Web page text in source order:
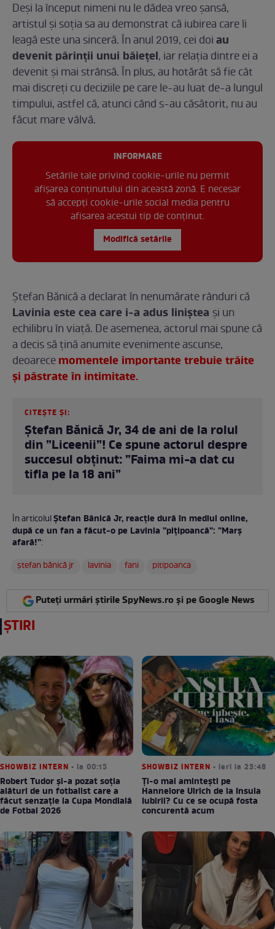
Deși la început nimeni nu le dădea vreo șansă,
artistul și soția sa au demonstrat că iubirea care îi
leagă este una sinceră. În anul 2019, cei doiau
devenit părinții unui băiețel, iar relația dintre ei a
devenit și mai strânsă. În plus, au hotărât să fie cât
mai discreți cu deciziile pe care le-au luat de-a lungul
timpului, astfel că, atunci când s-au căsătorit, nu au
făcut mare vâlvă.
INFORMARE
Setările tale privind cookie-urile nu permit
afișarea conținutului din această zonă. E necesar
să accepți cookie-urile social media pentru
afisarea acestui tip de conținut.
Modifică setările
Ștefan Bănică a declarat în nenumărate rânduri că
Lavinia este cea care i-a adus liniștea și un
echilibru în viață. De asemenea, actorul mai spune că
a decis să țină anumite evenimente ascunse,
deoarecemomentele importante trebuie trăite
şi păstrate în intimitate.
CITEȘTE ȘI:
Ștefan Bănică Jr, 34 de ani de la rolul
din ”Liceenii”! Ce spune actorul despre
succesul obținut: ”Faima mi-a dat cu
tifla pe la 18 ani”
În articolulȘtefan Bănică Jr, reacție dură în mediul online,
după ce un fan a făcut-o pe Lavinia ”pițipoancă”: ”Marș
afară!”:
ștefan bănică jr
lavinia fani pitipoanca
Puteți urmări știrile SpyNews.ro și pe Google News
ȘTIRI
SHOWBIZ INTERN • la 00:15
Robert Tudor și-a pozat soția
alături de un fotbalist care a
făcut senzație la Cupa Mondială
de Fotbal 2026
SHOWBIZ INTERN • ieri la 23:48
Ți-o mai amintești pe
Hannelore Ulrich de la Insula
Iubirii? Cu ce se ocupă fosta
concurentă acum